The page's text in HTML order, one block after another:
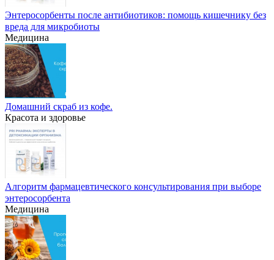
Энтеросорбенты после антибиотиков: помощь кишечнику без
вреда для микробиоты
Медицина
Домашний скраб из кофе.
Красота и здоровье
Алгоритм фармацевтического консультирования при выборе
энтеросорбента
Медицина